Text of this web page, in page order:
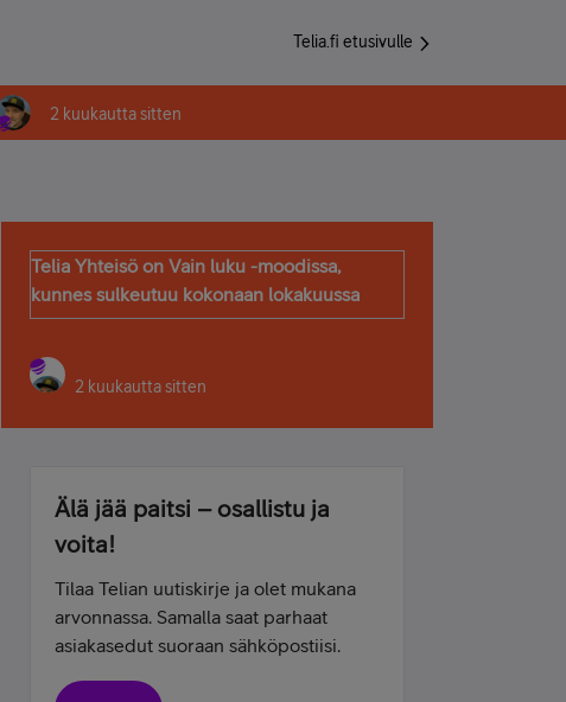
Telia.fi etusivulle
2 kuukautta sitten
Telia Yhteisö on Vain luku -moodissa,
kunnes sulkeutuu kokonaan lokakuussa
2 kuukautta sitten
Älä jää paitsi – osallistu ja
voita!
Tilaa Telian uutiskirje ja olet mukana
arvonnassa. Samalla saat parhaat
asiakasedut suoraan sähköpostiisi.